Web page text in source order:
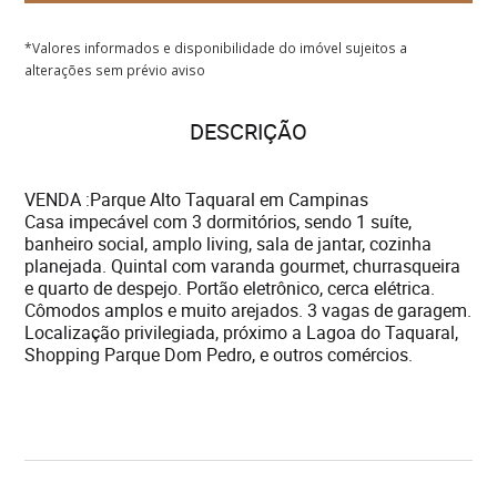
*Valores informados e disponibilidade do imóvel sujeitos a
alterações sem prévio aviso
DESCRIÇÃO
VENDA :Parque Alto Taquaral em Campinas
Casa impecável com 3 dormitórios, sendo 1 suíte,
banheiro social, amplo living, sala de jantar, cozinha
planejada. Quintal com varanda gourmet, churrasqueira
e quarto de despejo. Portão eletrônico, cerca elétrica.
Cômodos amplos e muito arejados. 3 vagas de garagem.
Localização privilegiada, próximo a Lagoa do Taquaral,
Shopping Parque Dom Pedro, e outros comércios.